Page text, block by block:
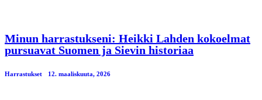
Minun harrastukseni: Heikki Lahden kokoelmat
pursuavat Suomen ja Sievin historiaa
Harrastukset 12. maaliskuuta, 2026